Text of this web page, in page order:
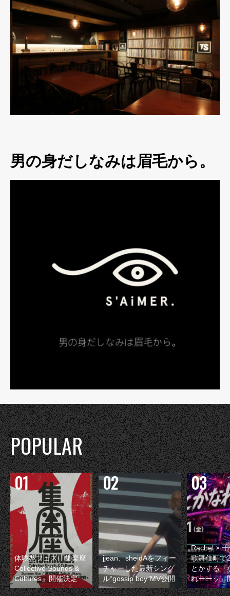
男の身だしなみは眉毛から。
POPULAR
体験型フェス『集楽座
Collective Sounds &
Cultures』開催決定
jjean、sheidAをフィー
チャーした最新シング
ル“gossip boy”MV公開
Rachel ×
歌舞伎町で
とかする『
れーーッ』